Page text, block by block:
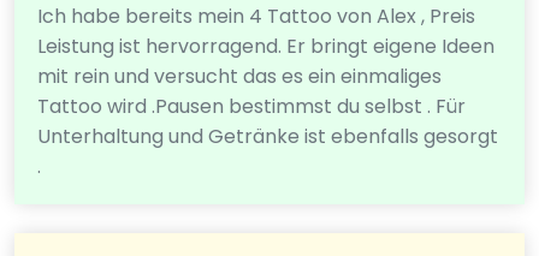
Ich habe bereits mein 4 Tattoo von Alex , Preis
Leistung ist hervorragend. Er bringt eigene Ideen
mit rein und versucht das es ein einmaliges
Tattoo wird .Pausen bestimmst du selbst . Für
Unterhaltung und Getränke ist ebenfalls gesorgt
.